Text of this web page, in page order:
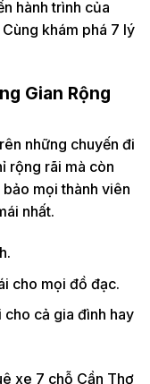
hành trình của
khám phá 7 lý
Gian Rộng
những chuyến đi
rộng rãi mà còn
mọi thành viên
nhất.
cho mọi đồ đạc.
cả gia đình hay